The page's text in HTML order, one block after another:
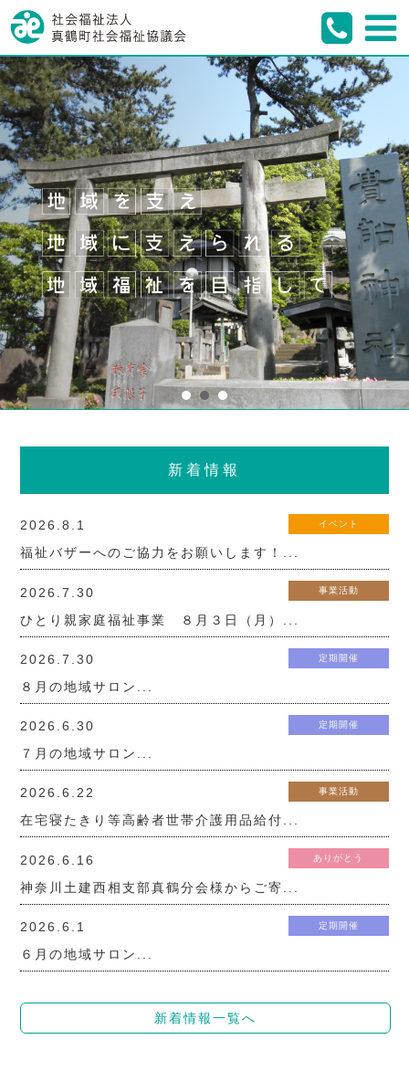
新着情報
2026.8.1 イベント
福祉バザーへのご協力をお願いします！...
2026.7.30 事業活動
ひとり親家庭福祉事業 ８月３日（月）...
2026.7.30 定期開催
８月の地域サロン...
2026.6.30 定期開催
７月の地域サロン...
2026.6.22 事業活動
在宅寝たきり等高齢者世帯介護用品給付...
2026.6.16 ありがとう
神奈川土建西相支部真鶴分会様からご寄...
2026.6.1 定期開催
６月の地域サロン...
新着情報一覧へ